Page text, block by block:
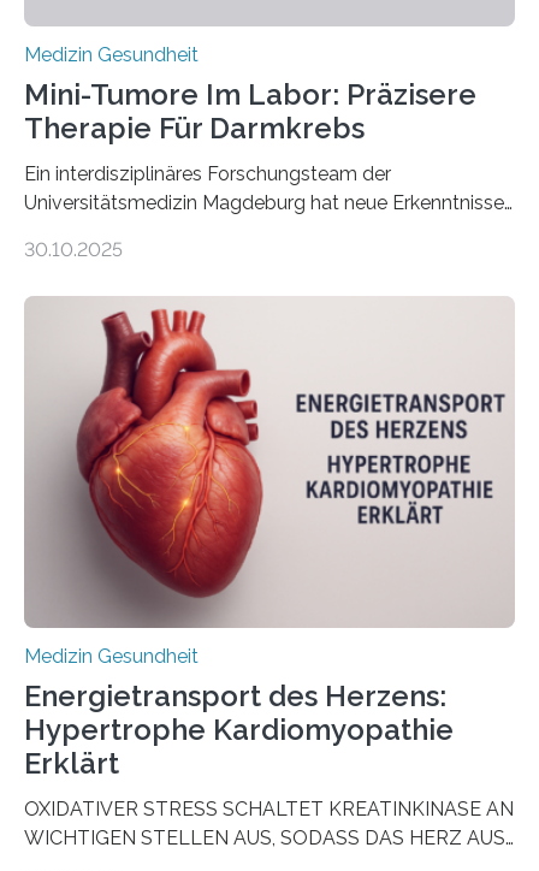
Medizin Gesundheit
Mini-Tumore Im Labor: Präzisere
Therapie Für Darmkrebs
Ein interdisziplinäres Forschungsteam der
Universitätsmedizin Magdeburg hat neue Erkenntnisse
behandelt werden kann. In ihrer aktuellen Studie,
Oncology, zeigen die Forschenden, dass Mini-Tumore
aus Gewebe von Patientinnen und Patienten –
sogenannte Organoide – genutzt werden können, um
vorab zu prüfen, welche Medikamente am besten
wirken. Dabei wurde ein Eiweiß identifiziert, das künftig
als Biomarker für die Wahl der passenden Therapie
dienen könnte. Darmkrebs zählt weltweit zu den
häufigsten Krebsarten und stellt…
30.10.2025
Medizin Gesundheit
Energietransport des Herzens:
Hypertrophe Kardiomyopathie
Erklärt
OXIDATIVER STRESS SCHALTET KREATINKINASE AN
WICHTIGEN STELLEN AUS, SODASS DAS HERZ AUS